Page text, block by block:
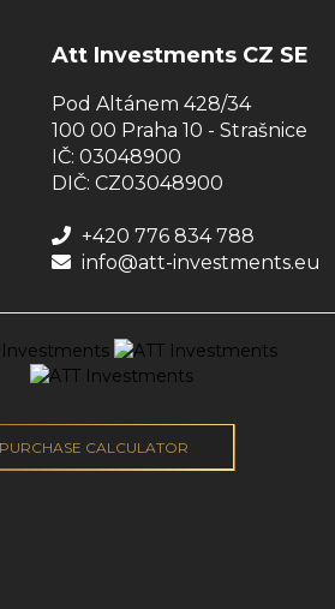
Att Investments CZ SE
Pod Altánem 428/34
100 00 Praha 10 - Strašnice
IČ: 03048900
DIČ: CZ03048900
+420 776 834 788
info@att-investments.eu
PURCHASE CALCULATOR